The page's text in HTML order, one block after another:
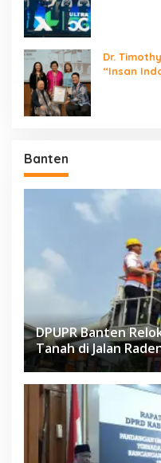
Dr.
“Insan
Banten
DPUPR Banten
Tanah di Jalan